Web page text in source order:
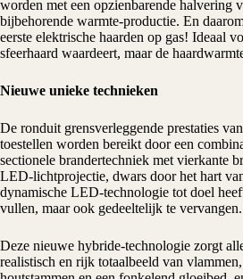
worden met een opzienbarende halvering
bijbehorende warmte-productie. En
eerste elektrische haarden op gas! Ideaal
sfeerhaard waardeert, maar de
Nieuwe unieke technieken
De ronduit grensverleggende prestaties
toestellen worden bereikt door een
sectionele brandertechniek met vierkante
LED-lichtprojectie, dwars door het hart
dynamische LED-technologie tot doel
vullen, maar ook gedeeltelijk te vervangen.
Deze nieuwe hybride-technologie zorgt
realistisch en rijk totaalbeeld van